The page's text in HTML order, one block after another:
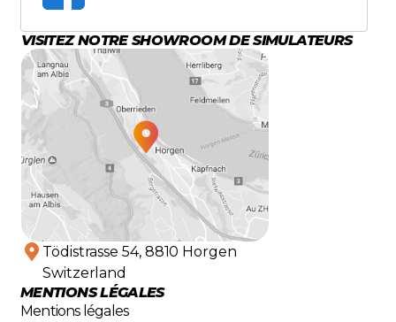
VISITEZ NOTRE SHOWROOM DE SIMULATEURS
Tödistrasse 54, 8810 Horgen
Switzerland
MENTIONS LÉGALES
Mentions légales